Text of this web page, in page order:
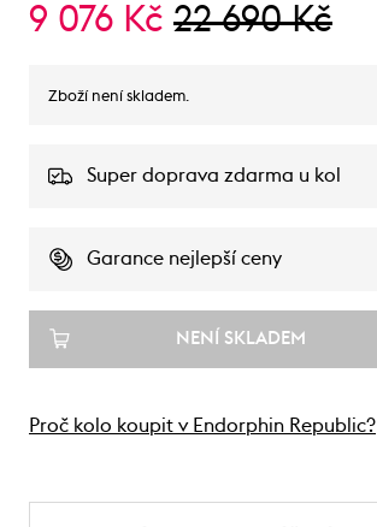
9 076 Kč 22 690 Kč
Zboží není skladem.
Super doprava zdarma u kol
Garance nejlepší ceny
NENÍ SKLADEM
Proč kolo koupit v Endorphin Republic?